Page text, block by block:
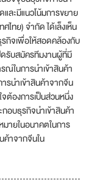
ละมีแนวโน้มการขยาย
ไทย) จำกัด ได้เล็งเห็น
กิจเพื่อให้สอดคล้องกับ
ดรับสมัครทีมงานผู้ที่มี
ณ์ในการนำเข้าสินค้า
รนำเข้าสินค้าจากจีน
ต้องการเป็นส่วนหนึ่ง
อบธุรกิจนำเข้าสินค้า
ายในอนาคตในการ
ค้าจากจีนใน